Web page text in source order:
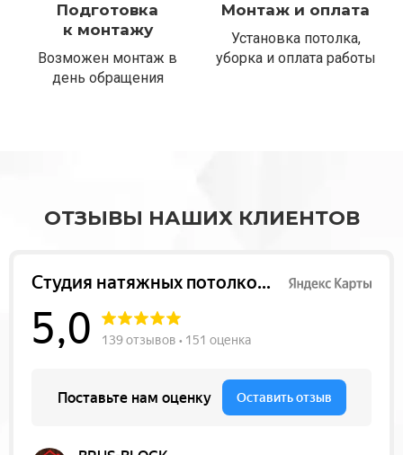
Подготовка
к монтажу
Возможен монтаж в
день обращения
Монтаж и оплата
Установка потолка,
уборка и оплата работы
ОТЗЫВЫ НАШИХ КЛИЕНТОВ